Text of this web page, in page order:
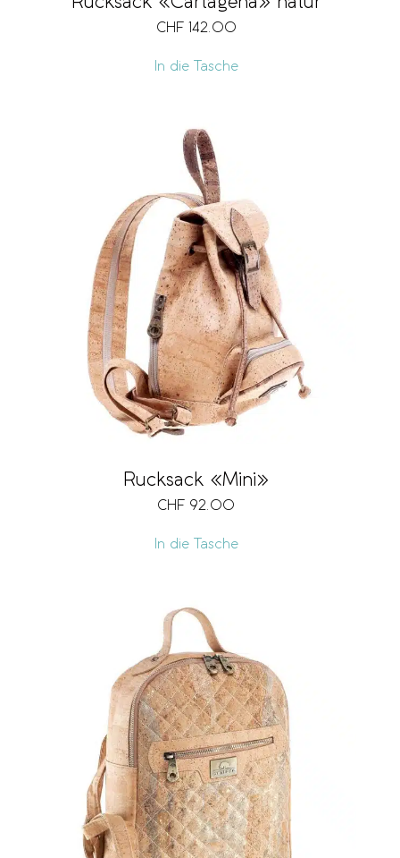
CHF 142.00
In die Tasche
Rucksack «Mini»
CHF 92.00
In die Tasche